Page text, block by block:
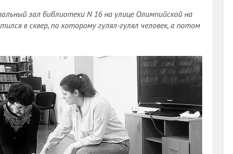
зал библиотеки N 16 на улице Олимпийской на
в сквер, по которому гулял-гулял человек, а потом